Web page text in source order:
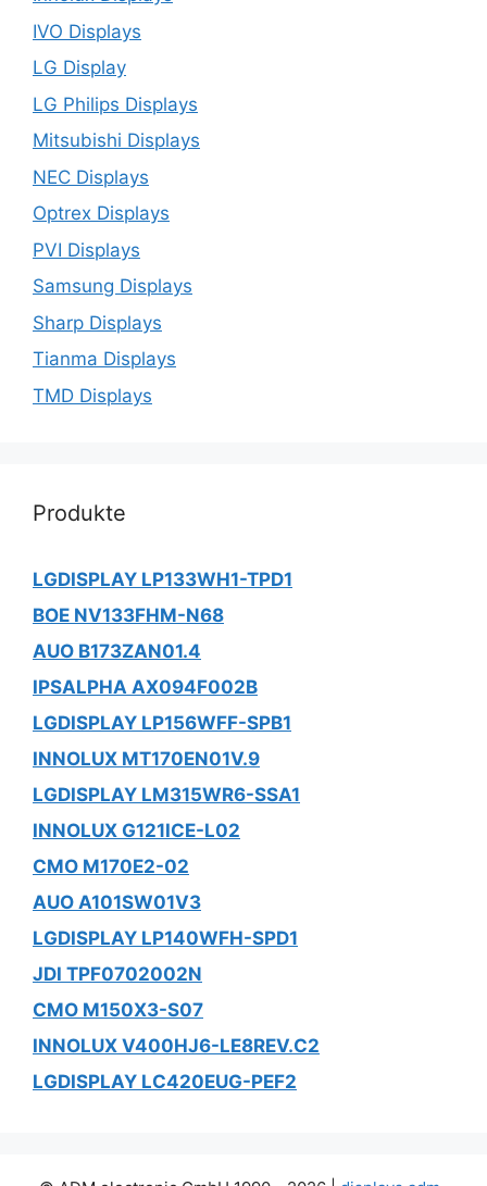
IVO Displays
LG Display
LG Philips Displays
Mitsubishi Displays
NEC Displays
Optrex Displays
PVI Displays
Samsung Displays
Sharp Displays
Tianma Displays
TMD Displays
Produkte
LGDISPLAY LP133WH1-TPD1
BOE NV133FHM-N68
AUO B173ZAN01.4
IPSALPHA AX094F002B
LGDISPLAY LP156WFF-SPB1
INNOLUX MT170EN01V.9
LGDISPLAY LM315WR6-SSA1
INNOLUX G121ICE-L02
CMO M170E2-02
AUO A101SW01V3
LGDISPLAY LP140WFH-SPD1
JDI TPF0702002N
CMO M150X3-S07
INNOLUX V400HJ6-LE8REV.C2
LGDISPLAY LC420EUG-PEF2